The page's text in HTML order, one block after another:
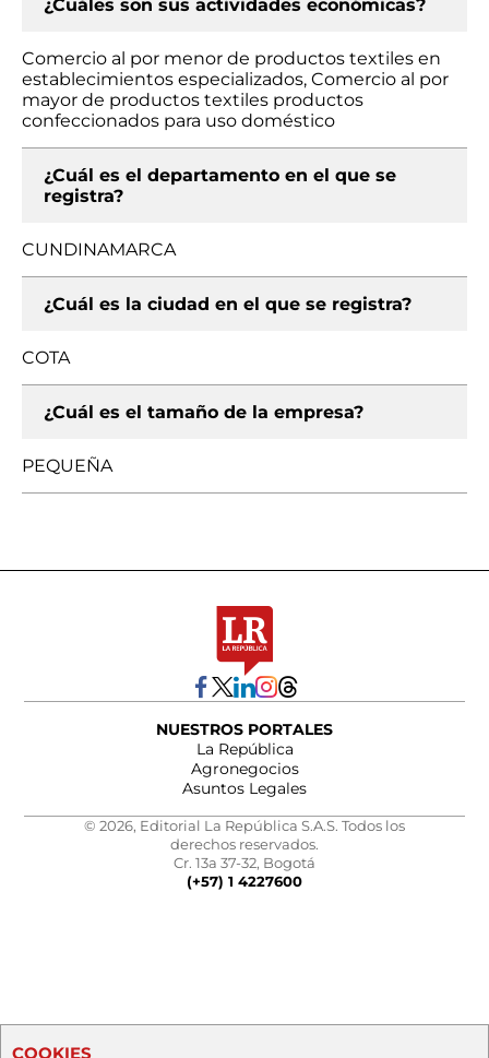
¿Cuáles son sus actividades económicas?
Comercio al por menor de productos textiles en
establecimientos especializados, Comercio al por
mayor de productos textiles productos
confeccionados para uso doméstico
¿Cuál es el departamento en el que se
registra?
CUNDINAMARCA
¿Cuál es la ciudad en el que se registra?
COTA
¿Cuál es el tamaño de la empresa?
PEQUEÑA
NUESTROS PORTALES
La República
Agronegocios
Asuntos Legales
© 2026, Editorial La República S.A.S. Todos los
derechos reservados.
Cr. 13a 37-32, Bogotá
(+57) 1 4227600
COOKIES